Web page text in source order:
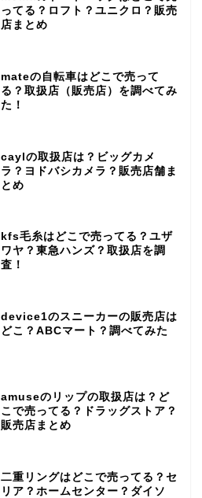
ってる？ロフト？ユニクロ？販売
店まとめ
mateの自転車はどこで売って
る？取扱店（販売店）を調べてみ
た！
caylの取扱店は？ビッグカメ
ラ？ヨドバシカメラ？販売店舗ま
とめ
kfs毛糸はどこで売ってる？ユザ
ワヤ？東急ハンズ？取扱店を調
査！
device1のスニーカーの販売店は
どこ？ABCマート？調べてみた
amuseのリップの取扱店は？ど
こで売ってる？ドラッグストア？
販売店まとめ
二重リングはどこで売ってる？セ
リア？ホームセンター？ダイソ